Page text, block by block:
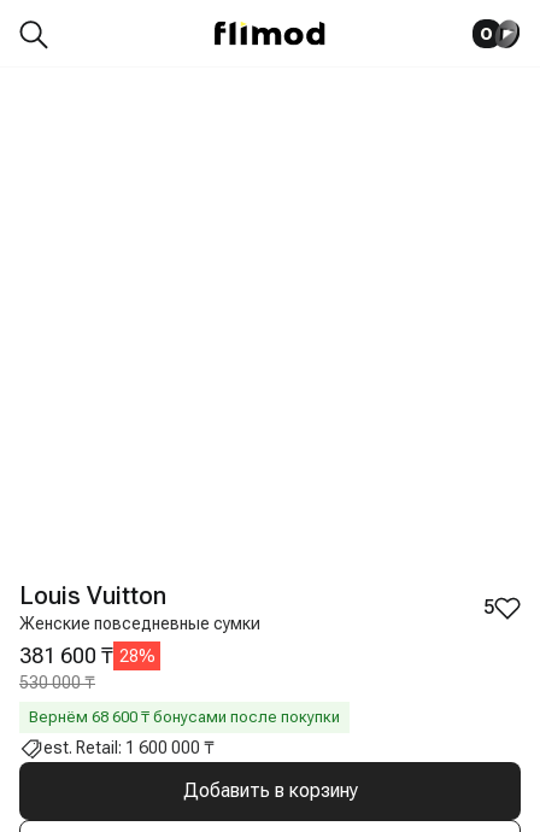
0
Louis Vuitton
Женские повседневные сумки
5
381 600 ₸ 28%
530 000 ₸
Вернём 68 600 ₸ бонусами после покупки
est. Retail: 1 600 000 ₸
Добавить в корзину